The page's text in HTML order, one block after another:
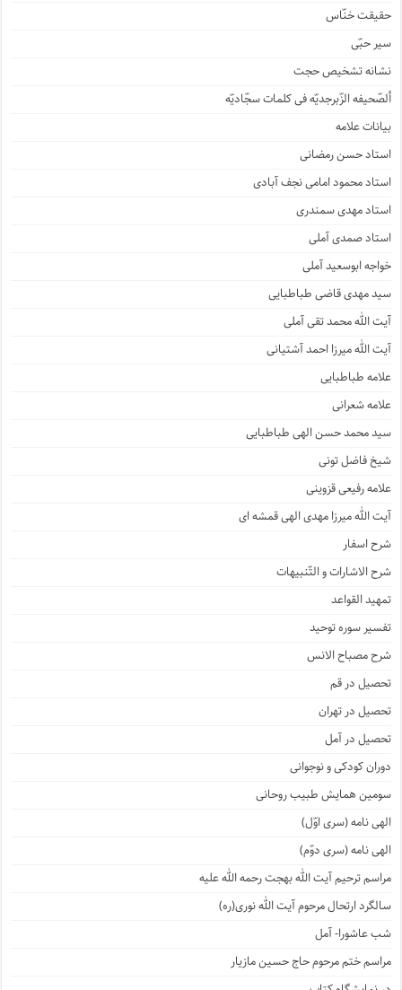
حقیقت خنّاس
سیر حبّی
نشانه تشخیص حجت
ألصّحیفه الزّبرجدیّه فی کلمات سجّادیّه
بیانات علامه
استاد حسن رمضانی
استاد محمود امامی نجف آبادی
استاد مهدی سمندری
استاد صمدی آملی
خواجه ابوسعید آملی
سید مهدی قاضی طباطبایی
آیت الله محمد تقی آملی
آیت الله میرزا احمد آشتیانی
علامه طباطبایی
علامه شعرانی
سید محمد حسن الهی طباطبایی
شیخ فاضل تونی
علامه رفیعی قزوینی
آیت الله میرزا مهدی الهی قمشه ای
شرح اسفار
شرح الاشارات و التّنبیهات
تمهید القواعد
تفسیر سوره توحید
شرح مصباح الانس
تحصیل در قم
تحصیل در تهران
تحصیل در آمل
دوران کودکی و نوجوانی
سومین همایش طبیب روحانی
الهی نامه (سری اوّل)
الهی نامه (سری دوّم)
مراسم ترحیم آیت الله بهجت رحمه الله علیه
سالگرد ارتحال مرحوم آیت الله نوری(ره)
شب عاشورا- آمل
مراسم ختم مرحوم حاج حسین مازیار